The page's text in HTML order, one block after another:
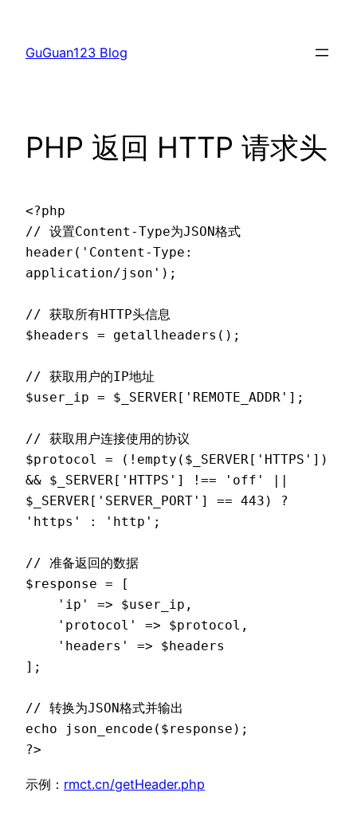
GuGuan123 Blog
PHP 返回 HTTP 请求头
<?php
// 设置Content-Type为JSON格式
header('Content-Type:
application/json');
// 获取所有HTTP头信息
$headers = getallheaders();
// 获取用户的IP地址
$user_ip = $_SERVER['REMOTE_ADDR'];
// 获取用户连接使用的协议
$protocol = (!empty($_SERVER['HTTPS'])
&& $_SERVER['HTTPS'] !== 'off' ||
$_SERVER['SERVER_PORT'] == 443) ?
'https' : 'http';
// 准备返回的数据
$response = [
];
// 转换为JSON格式并输出
echo json_encode($response);
?>
示例： rmct.cn/getHeader.php